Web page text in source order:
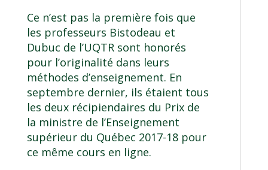
Ce n’est pas la première fois que
les professeurs Bistodeau et
Dubuc de l’UQTR sont honorés
pour l’originalité dans leurs
méthodes d’enseignement. En
septembre dernier, ils étaient tous
les deux récipiendaires du Prix de
la ministre de l’Enseignement
supérieur du Québec 2017-18pour
ce même cours en ligne.